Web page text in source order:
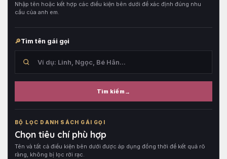
Nhập tên hoặc kết hợp các điều kiện bên dưới để xác định đúng nhu
cầu của anh em.
Tìm tên gái gọi
Tìm kiếm
trong
tên
hồ
sơ,
BỘ LỌC DANH SÁCH GÁI GỌI
Chọn tiêu chí phù hợp
Tên và tất cả điều kiện bên dưới được áp dụng đồng thời để kết quả rõ
ràng, không bị lọc rời rạc.